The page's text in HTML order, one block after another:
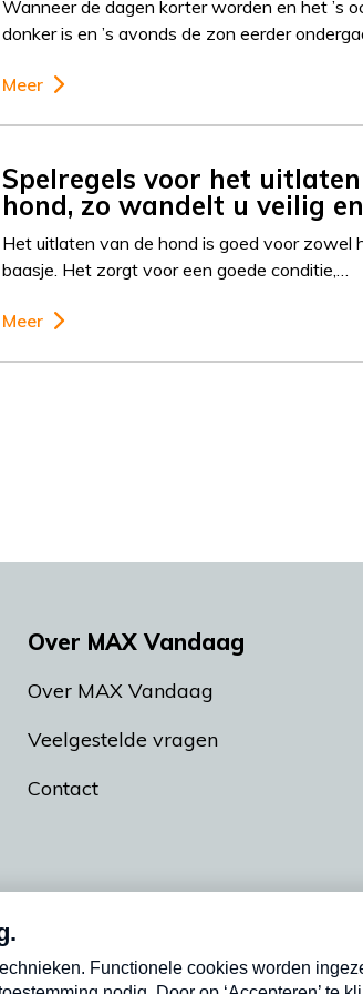
Wanneer de dagen korter worden en het ’s
donker is en ’s avonds de zon eerder
Meer
Spelregels voor het
hond, zo wandelt u veilig
Het uitlaten van de hond is goed voor zowel
baasje. Het zorgt voor een goede conditie,…
Meer
Over MAX Vandaag
Over MAX Vandaag
Veelgestelde vragen
Contact